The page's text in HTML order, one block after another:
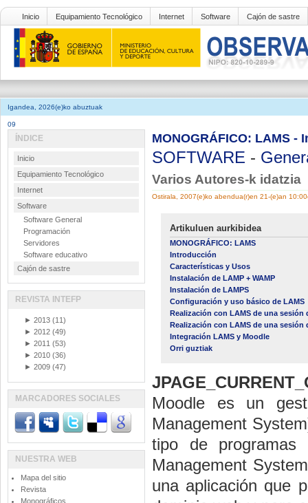
Inicio Equipamiento Tecnológico Internet Software Cajón de sastre
Igandea, 2026(e)ko abuztuak
09
MONOGRÁFICO: LAMS -
SOFTWARE -
Varios Autores-k idatzia
Ostirala, 2007(e)ko abendua(r)en 21-(e)an
Artikuluen aurkibidea
MONOGRÁFICO: LAMS
Introducción
Características y Usos
Instalación de LAMP + WAMP
Instalación de LAMPS
Configuración y uso básico de LAMS
Realización con LAMS de una sesión
Realización con LAMS de una sesión
Integración LAMS y Moodle
Orri guztiak
Moodle es un
Management
tipo de
Management
una aplicación que
ÍNDICE
Inicio
Equipamiento Tecnológico
Internet
Software
Software General
Programación
Servidores
Software educativo
Cajón de sastre
REVISTA INTEFP
► 2013 (11)
► 2012 (49)
► 2011 (53)
► 2010 (36)
► 2009 (47)
MARCADORES SOCIALES
NUESTRA WEB
Mapa del sitio
Revista
Monográficos